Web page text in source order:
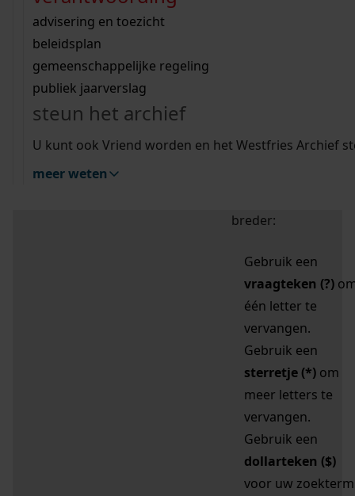
bouwvergunningen
omgevingsvergunningen
vergunningen
beeld en geluid
uitleg nodig?
Wij helpen u op weg met een aantal zoektips.
bekijk alle zoektips
Wij helpen u op weg met een aantal zoektips.
bekijk alle zoektips
bekijk ons geschiedenislokaal
advisering en toezicht
beleidsplan
gemeenschappelijke regeling
publiek jaarverslag
steun het archief
U kunt ook Vriend worden en het Westfries Archief
meer weten
zoektips
Mijn Studiezaal (inloggen)
uw zoekopdracht te
breder:
Gebruik een
vraagteken (?)
één letter te
vervangen.
Gebruik een
sterretje (*) om
meer letters te
vervangen.
Gebruik een
dollarteken ($)
voor uw zoekterm